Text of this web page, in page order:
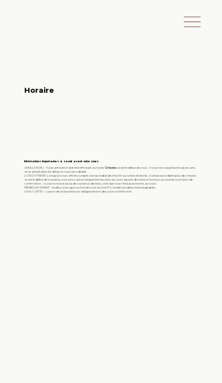
Horaire
Informations importantes à savoir avant votre cours
ANNULATIONS - Toute annulation doit être effectuée au moins12 heures avant le début du cours. Si vous ne vous présentez pas sans
avoir annulé dans les délais, le cours sera déduit.
LISTE D'ATTENTE- Lorsqu'un cours affiche complet, il est possible de s'inscrire sur la liste d'attente. Si une place se libère plus de 4 heures
avant le début de la séance, vous serez automatiquement inscrit(e) au cours à partir de la liste et recevrez un courriel ou un texto de
confirmation. Si vous ne recevez pas de courriel ou de texto, c'est que vous n'êtes pas inscrits au cours.
REMBOURSEMENT - Veuillez noter que nos forfaits sont ne sont PAS remboursables ni échangeables
CHAUSSETTES - Le port de chaussettes est obligatoire lors des cours sur Reformer.